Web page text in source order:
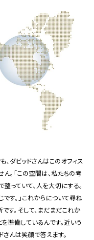
ダビッドさんはこのオフィス
。「この空間は、私たちの考
っていて、人を大切にする。
す。」これからについて尋ね
す。そして、まだまだこれか
を準備しているんです。近いう
さんは笑顔で答えます。